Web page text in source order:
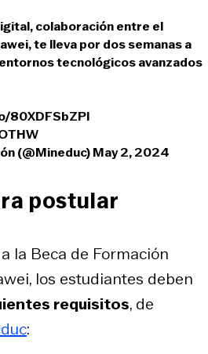
colaboración entre el
, te lleva por dos semanas a
tecnológicos avanzados
80XDFSbZPl
(@Mineduc)May 2, 2024
postular
la Beca de Formación
los estudiantes deben
requisitos, de
: